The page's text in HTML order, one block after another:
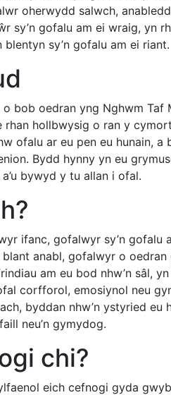
oherwydd salwch,
gofalu am ei wraig, yn
sy’n gofalu am ei riant.
bob oedran yng Nghwm Taf
hollbwysig o ran y
ofalu ar eu pen eu hunain,
Bydd hynny yn eu
bywyd y tu allan i ofal.
ifanc, gofalwyr sy’n gofalu
anabl, gofalwyr o
am eu bod nhw’n sâl,
corfforol, emosiynol neu
byddan nhw’n ystyried eu
neu’n gymydog.
chi?
eich cefnogi gyda